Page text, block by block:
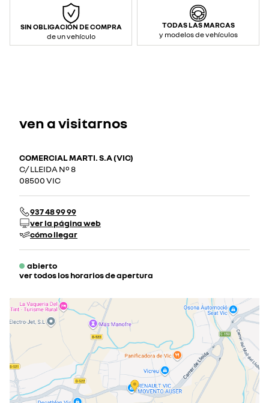
SIN OBLIGACIÓN DE COMPRA
de un vehículo
TODAS LAS MARCAS
y modelos de vehículos
ven a visitarnos
COMERCIAL MARTI. S.A (VIC)
C/ LLEIDA Nº 8
08500 VIC
937 48 99 99
ver la página web
cómo llegar
abierto
ver todos los horarios de apertura
martes
09:00 - 13:30
16:00 - 20:00
miércoles
09:00 - 13:3016:00 - 20:00
jueves
09:00 - 13:30
16:00 - 20:00
09:00 - 13:30
16:00 - 20:00
sábado
10:00 - 13:30cerrado actualmente
domingo
cerrado actualmente